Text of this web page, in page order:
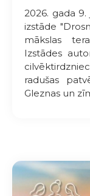
2026. gada
izstāde
mākslas
Izstādes
radušas
Gleznas un